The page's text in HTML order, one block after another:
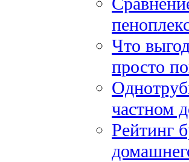
Что
просто
частном
Рейтинг